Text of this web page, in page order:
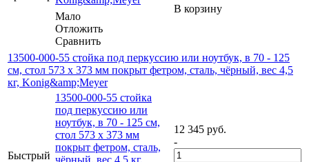
Мало
Отложить
Сравнить
В корзину
13500-000-55 стойка под перкуссию или ноутбук, в 70 - 125
cм, стол 573 x 373 мм покрыт фетром, сталь, чёрный, вес 4,5
кг, Konig&amp;Meyer
Быстрый
13500-000-55 стойка
под перкуссию или
ноутбук, в 70 - 125 cм,
стол 573 x 373 мм
покрыт фетром, сталь,
чёрный, вес 4,5 кг,
12 345 руб.
-